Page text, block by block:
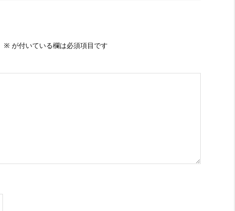
※ が付いている欄は必須項目です